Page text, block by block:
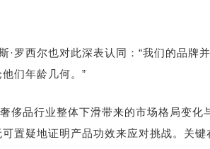
罗西尔也对此深表认同：“我们的品牌
们年龄几何。”
侈品行业整体下滑带来的市场格局变化
置疑地证明产品功效来应对挑战。关